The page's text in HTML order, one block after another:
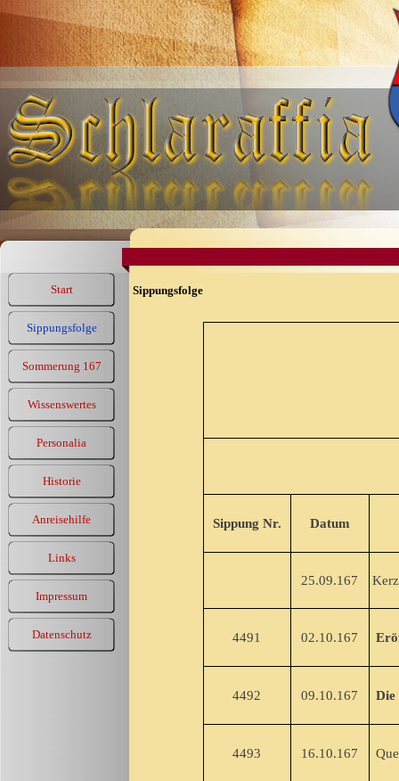
Start
Sippungsfolge
Sommerung 167
Wissenswertes
Personalia
Historie
Anreisehilfe
Links
Impressum
Datenschutz
Sippungsfolge
Sippung Nr. Datum
25.09.167
4491 02.10.167
4492 09.10.167 Die
4493 16.10.167